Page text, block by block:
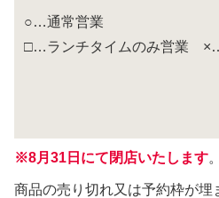
○…通常営業
□…ランチタイムのみ営業
※8月31日にて閉店いたします。
商品の売り切れ又は予約枠が